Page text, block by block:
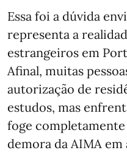
Essa foi a dúvida
representa a
estrangeiros em
Afinal, muitas
autorização de
estudos, mas
foge
demora da AIMA em